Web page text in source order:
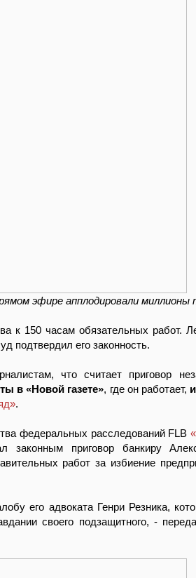
эфире апплодировали миллионы
к 150 часам обязательных работ.
подтвердил его законность.
что считает приговор
в «Новой газете», где он работает,
.
федеральных расследований FLB
законным приговор банкиру
работ за избиение
его адвоката Генри Резника,
своего подзащитного, -